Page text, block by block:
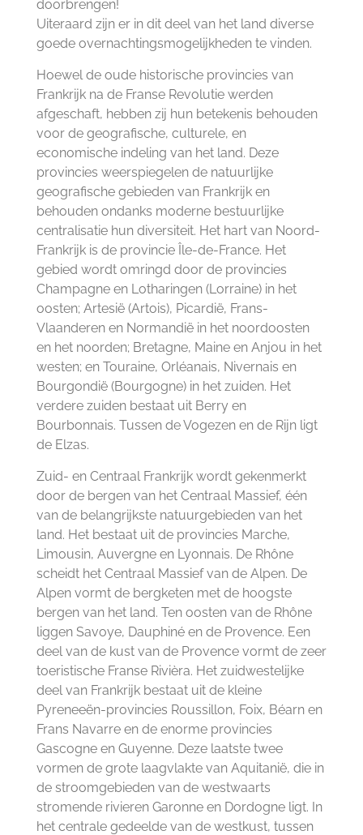
doorbrengen!
Uiteraard zijn er in dit deel van het land diverse
goede overnachtingsmogelijkheden te vinden.
Hoewel de oude historische provincies van
Frankrijk na de Franse Revolutie werden
afgeschaft, hebben zij hun betekenis behouden
voor de geografische, culturele, en
economische indeling van het land. Deze
provincies weerspiegelen de natuurlijke
geografische gebieden van Frankrijk en
behouden ondanks moderne bestuurlijke
centralisatie hun diversiteit. Het hart van Noord-
Frankrijk is de provincie Île-de-France. Het
gebied wordt omringd door de provincies
Champagne en Lotharingen (Lorraine) in het
oosten; Artesië (Artois), Picardië, Frans-
Vlaanderen en Normandië in het noordoosten
en het noorden; Bretagne, Maine en Anjou in het
westen; en Touraine, Orléanais, Nivernais en
Bourgondië (Bourgogne) in het zuiden. Het
verdere zuiden bestaat uit Berry en
Bourbonnais. Tussen de Vogezen en de Rijn ligt
de Elzas.
Zuid- en Centraal Frankrijk wordt gekenmerkt
door de bergen van het Centraal Massief, één
van de belangrijkste natuurgebieden van het
land. Het bestaat uit de provincies Marche,
Limousin, Auvergne en Lyonnais. De Rhône
scheidt het Centraal Massief van de Alpen. De
Alpen vormt de bergketen met de hoogste
bergen van het land. Ten oosten van de Rhône
liggen Savoye, Dauphiné en de Provence. Een
deel van de kust van de Provence vormt de zeer
toeristische Franse Rivièra. Het zuidwestelijke
deel van Frankrijk bestaat uit de kleine
Pyreneeën-provincies Roussillon, Foix, Béarn en
Frans Navarre en de enorme provincies
Gascogne en Guyenne. Deze laatste twee
vormen de grote laagvlakte van Aquitanië, die in
de stroomgebieden van de westwaarts
stromende rivieren Garonne en Dordogne ligt. In
het centrale gedeelde van de westkust, tussen